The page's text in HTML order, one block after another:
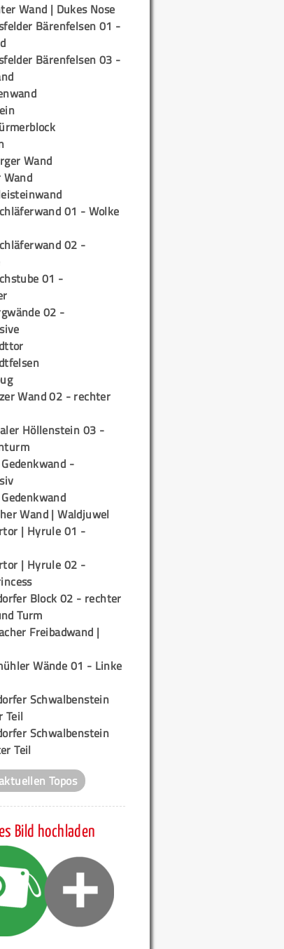
Wand | Dukes Nose
Bärenfelsen 01 -
Bärenfelsen 03 -
Wand
Wand
01 - Wolke
02 -
01 -
02 -
Wand 02 - rechter
Höllenstein 03 -
-
Wand | Waldjuwel
| Hyrule 01 -
| Hyrule 02 -
Block 02 - rechter
Turm
Freibadwand |
Wände 01 - Linke
Schwalbenstein
Teil
Schwalbenstein
Teil
Topos
Bild hochladen